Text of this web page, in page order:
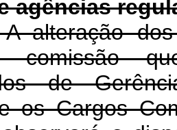
agências
alteração dos
comissão
de
os Cargos